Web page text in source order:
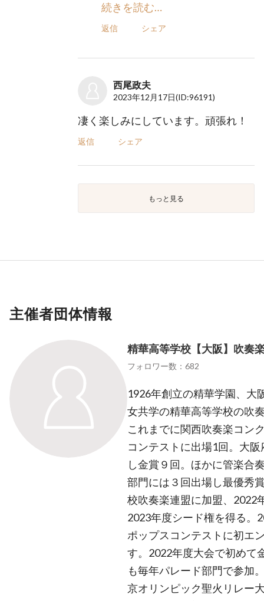
続きを読む…
返信 シェア
西尾政夫
2023年12月17日(ID:96191)
凄く楽しみにしています。頑張れ！
返信 シェア
もっと見る
主催者団体情報
精華高等学校【大阪】吹奏
フォロワー数：682
1926年創立の精華学園、大
女共学の精華高等学校の吹
これまでに関西吹奏楽コン
コンテストに出場1回。大
し金賞９回。ほかに管楽合
部門には３回出場し最優秀
校吹奏楽連盟に加盟、2022
2023年度シード権を得る。
ポップスコンテストに初エ
す。2022年度大会で初めて
も毎年パレード部門で参加
京オリンピック聖火リレー